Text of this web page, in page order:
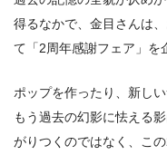
得るなかで、金目さんは
て「2周年感謝フェア」を
ポップを作ったり、新し
もう過去の幻影に怯える
がりつくのではなく、こ